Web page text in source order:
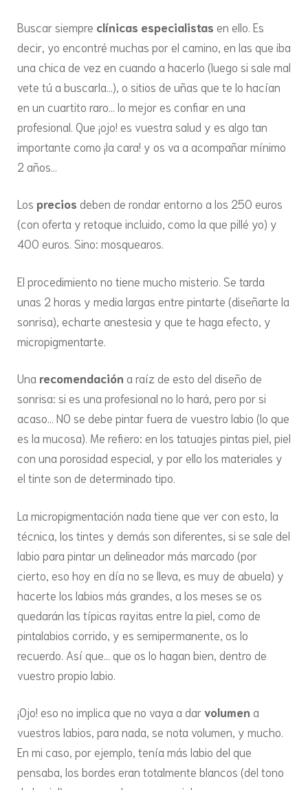
Buscar siempre clínicas especialistas en ello. Es
decir, yo encontré muchas por el camino, en las que iba
una chica de vez en cuando a hacerlo (luego si sale mal
vete tú a buscarla…), o sitios de uñas que te lo hacían
en un cuartito raro… lo mejor es confiar en una
profesional. Que ¡ojo! es vuestra salud y es algo tan
importante como ¡la cara! y os va a acompañar mínimo
2 años…
Los precios deben de rondar entorno a los 250 euros
(con oferta y retoque incluido, como la que pillé yo) y
400 euros. Sino: mosquearos.
El procedimiento no tiene mucho misterio. Se tarda
unas 2 horas y media largas entre pintarte (diseñarte la
sonrisa), echarte anestesia y que te haga efecto, y
micropigmentarte.
Una recomendación a raíz de esto del diseño de
sonrisa: si es una profesional no lo hará, pero por si
acaso… NO se debe pintar fuera de vuestro labio (lo que
es la mucosa). Me refiero: en los tatuajes pintas piel, piel
con una porosidad especial, y por ello los materiales y
el tinte son de determinado tipo.
La micropigmentación nada tiene que ver con esto, la
técnica, los tintes y demás son diferentes, si se sale del
labio para pintar un delineador más marcado (por
cierto, eso hoy en día no se lleva, es muy de abuela) y
hacerte los labios más grandes, a los meses se os
quedarán las típicas rayitas entre la piel, como de
pintalabios corrido, y es semipermanente, os lo
recuerdo. Así que… que os lo hagan bien, dentro de
vuestro propio labio.
¡Ojo! eso no implica que no vaya a darvolumen a
vuestros labios, para nada, se nota volumen, y mucho.
En mi caso, por ejemplo, tenía más labio del que
pensaba, los bordes eran totalmente blancos (del tono